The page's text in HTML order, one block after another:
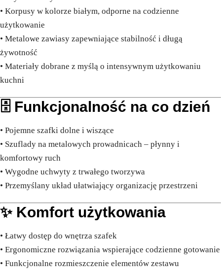
• Korpusy w kolorze białym, odporne na codzienne
użytkowanie
• Metalowe zawiasy zapewniające stabilność i długą
żywotność
• Materiały dobrane z myślą o intensywnym użytkowaniu
kuchni
🗄️ Funkcjonalność na co dzień
• Pojemne szafki dolne i wiszące
• Szuflady na metalowych prowadnicach – płynny i
komfortowy ruch
• Wygodne uchwyty z trwałego tworzywa
• Przemyślany układ ułatwiający organizację przestrzeni
✨ Komfort użytkowania
• Łatwy dostęp do wnętrza szafek
• Ergonomiczne rozwiązania wspierające codzienne gotowanie
• Funkcjonalne rozmieszczenie elementów zestawu